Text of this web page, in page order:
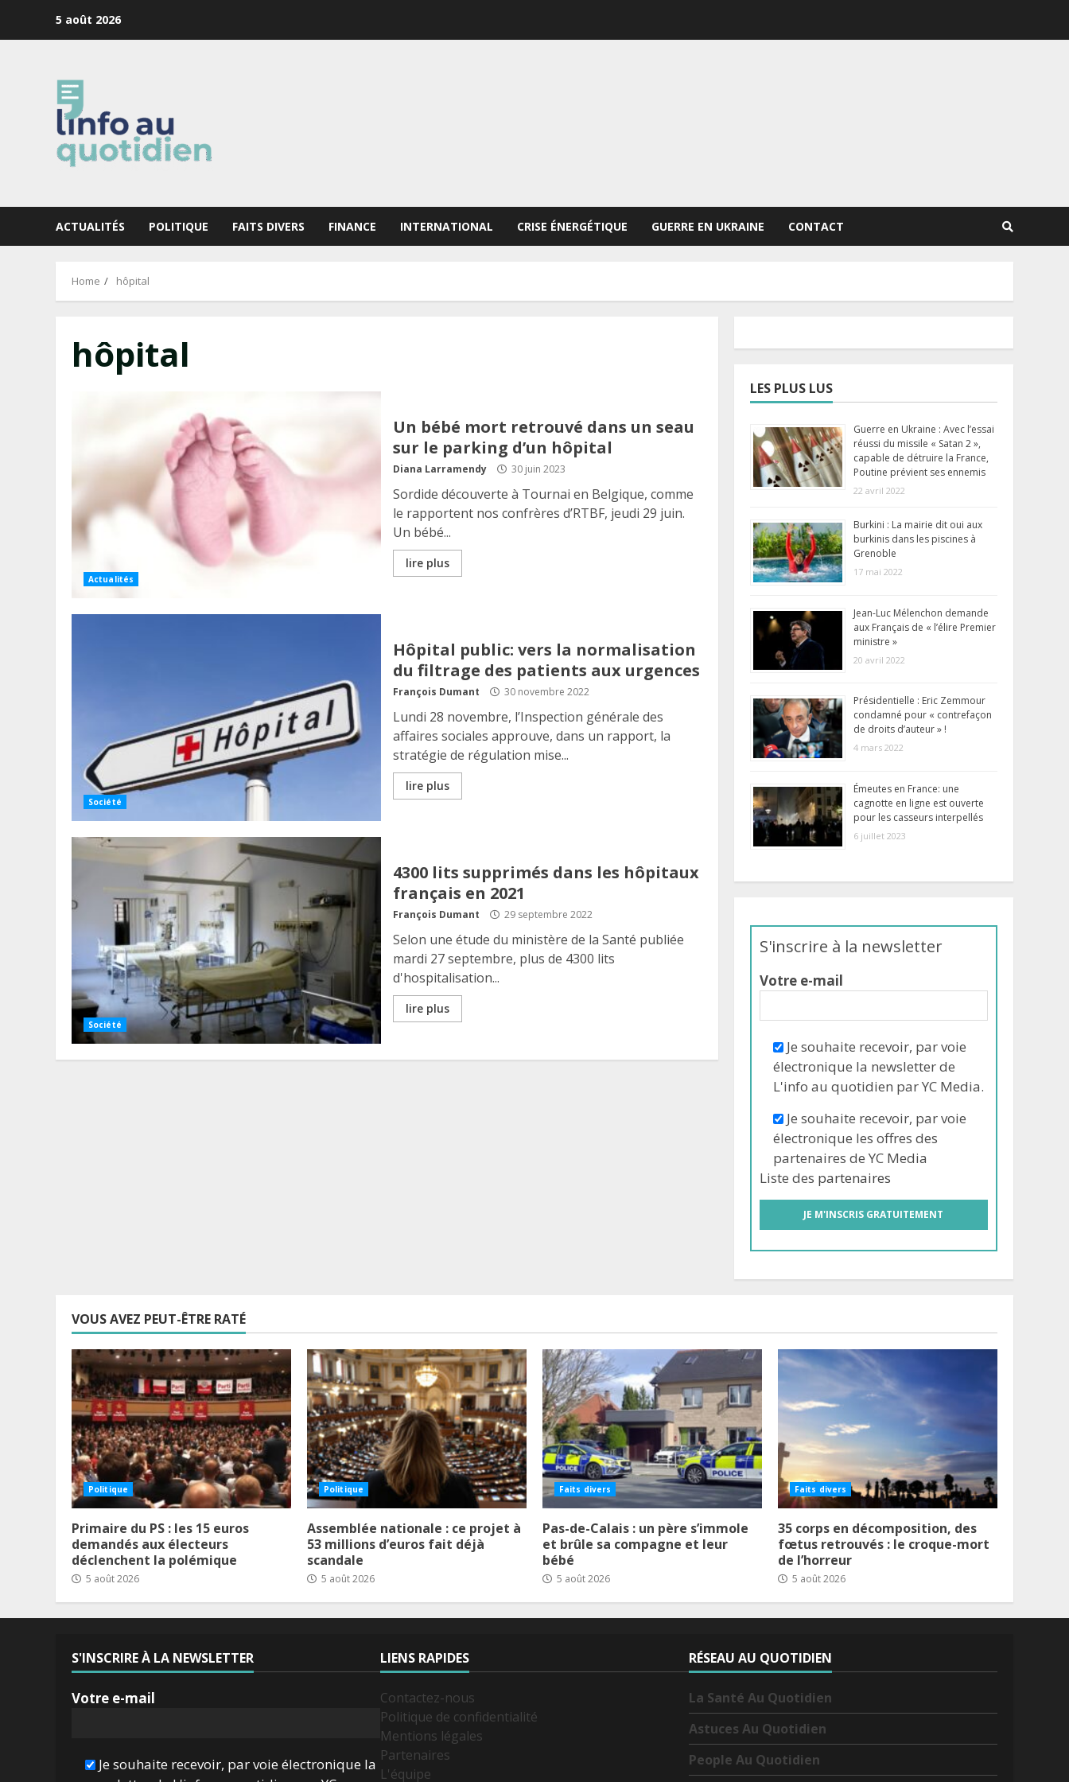
5 août 2026
ACTUALITÉS POLITIQUE FAITS DIVERS FINANCE INTERNATIONAL CRISE ÉNERGÉTIQUE GUERRE EN UKRAINE CONTACT
Home hôpital
hôpital
Actualités
Un bébé mort retrouvé dans un seau
sur le parking d’un hôpital
Diana Larramendy 30 juin 2023
Sordide découverte à Tournai en Belgique, comme
le rapportent nos confrères d’RTBF, jeudi 29 juin.
Un bébé...
lire plus
Société
Hôpital public: vers la normalisation
du filtrage des patients aux urgences
François Dumant 30 novembre 2022
Lundi 28 novembre, l’Inspection générale des
affaires sociales approuve, dans un rapport, la
stratégie de régulation mise...
lire plus
Société
4300 lits supprimés dans les hôpitaux
français en 2021
François Dumant 29 septembre 2022
Selon une étude du ministère de la Santé publiée
mardi 27 septembre, plus de 4300 lits
d'hospitalisation...
lire plus
LES PLUS LUS
Guerre en Ukraine : Avec l’essai
réussi du missile « Satan 2 »,
capable de détruire la France,
Poutine prévient ses ennemis
22 avril 2022
Burkini : La mairie dit oui aux
burkinis dans les piscines à
Grenoble
17 mai 2022
Jean-Luc Mélenchon demande
aux Français de « l’élire Premier
ministre »
20 avril 2022
Présidentielle : Eric Zemmour
condamné pour « contrefaçon
de droits d’auteur » !
4 mars 2022
Émeutes en France: une
cagnotte en ligne est ouverte
pour les casseurs interpellés
6 juillet 2023
S'inscrire à la newsletter
Votre e-mail
Je souhaite recevoir, par voie
électronique la newsletter de
L'info au quotidien par YC Media.
Je souhaite recevoir, par voie
électronique les offres des
partenaires de YC Media
Liste des partenaires
VOUS AVEZ PEUT-ÊTRE RATÉ
Politique
Primaire du PS : les 15 euros
demandés aux électeurs
déclenchent la polémique
5 août 2026
Politique
Assemblée nationale : ce projet à
53 millions d’euros fait déjà
scandale
5 août 2026
Faits divers
Pas-de-Calais : un père s’immole
et brûle sa compagne et leur
bébé
5 août 2026
Faits divers
35 corps en décomposition, des
fœtus retrouvés : le croque-mort
de l’horreur
5 août 2026
S'INSCRIRE À LA NEWSLETTER
Votre e-mail
Je souhaite recevoir, par voie électronique la
LIENS RAPIDES
Contactez-nous
Politique de confidentialité
Mentions légales
Partenaires
L'équipe
RÉSEAU AU QUOTIDIEN
La Santé Au Quotidien
Astuces Au Quotidien
People Au Quotidien